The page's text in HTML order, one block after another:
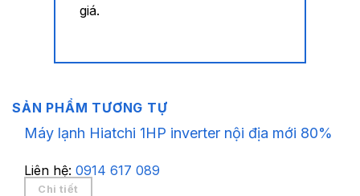
giá.
SẢN PHẨM TƯƠNG TỰ
Máy lạnh Hiatchi 1HP inverter nội địa mới 80%
Liên hệ: 0914 617 089
Chi tiết